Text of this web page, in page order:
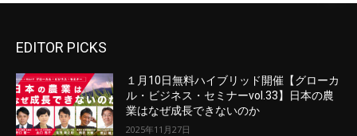
EDITOR PICKS
１月10日無料ハイブリッド開催【グローカ
ル・ビジネス・セミナーvol.33】日本の農
業はなぜ成長できないのか
2025年11月27日